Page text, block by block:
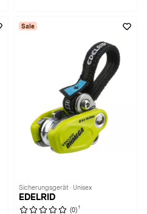
Sale
Sicherungsgerät · Unisex
EDELRID
(0) 1